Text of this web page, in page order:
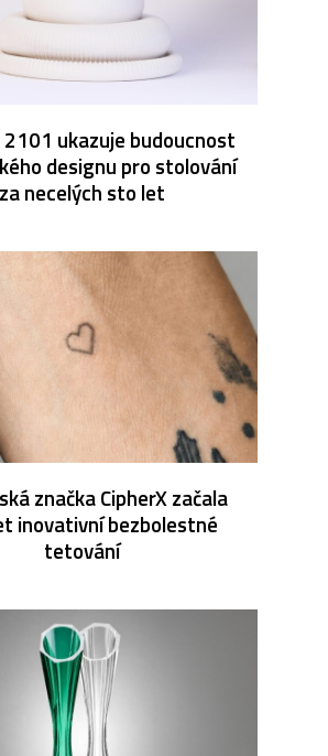
ukazuje budoucnost
designu pro stolování
za necelých sto let
značka CipherX začala
inovativní bezbolestné
tetování